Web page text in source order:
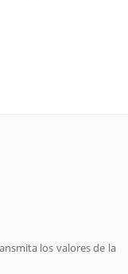
los valores de la